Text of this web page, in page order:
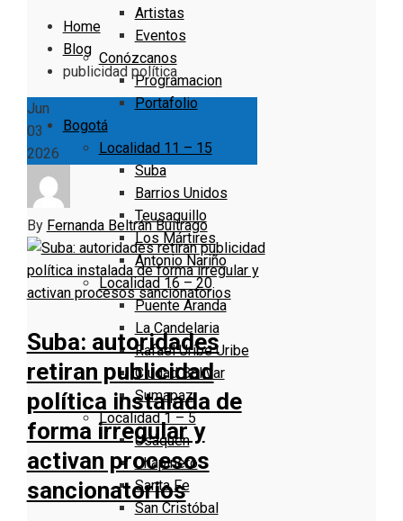
Artistas
Eventos
Conózcanos
Programacion
Portafolio
Bogotá
Localidad 11 – 15
Suba
Barrios Unidos
Teusaquillo
Los Mártires
Antonio Nariño
Localidad 16 – 20
Puente Aranda
La Candelaria
Rafael Uribe Uribe
Ciudad Bolivar
Sumapaz
Localidad 1 – 5
Usaquen
Chapinero
Santa Fe
San Cristóbal
Home
Blog
publicidad política
Jun
03
2026
By Fernanda Beltrán Buitrago
Suba: autoridades
retiran publicidad
política instalada de
forma irregular y
activan procesos
sancionatorios